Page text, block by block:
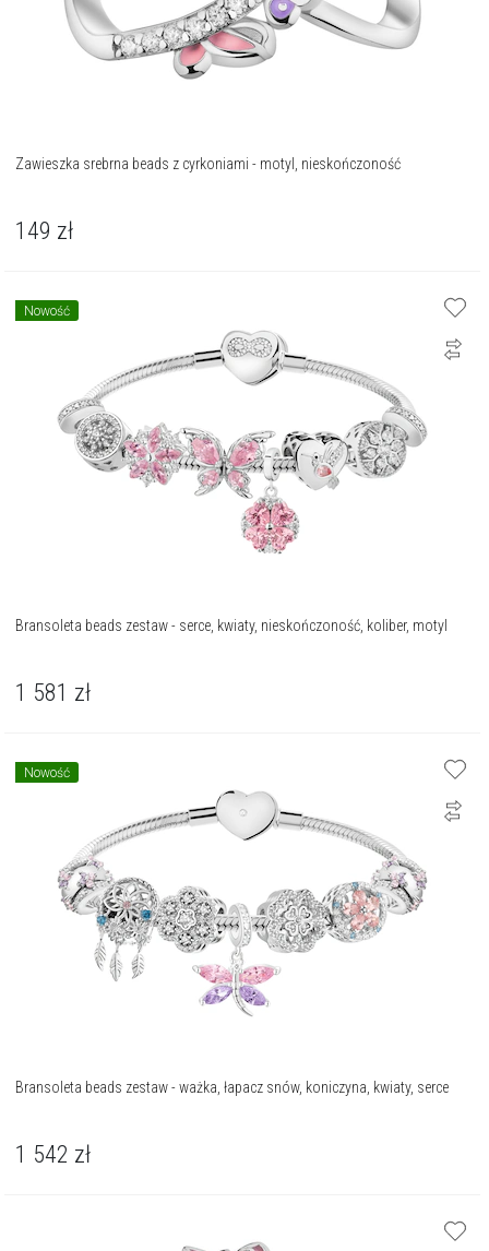
Zawieszka srebrna beads z cyrkoniami - motyl, nieskończoność
149 zł
Nowość
Bransoleta beads zestaw - serce, kwiaty, nieskończoność, koliber, motyl
1 581 zł
Nowość
Bransoleta beads zestaw - ważka, łapacz snów, koniczyna, kwiaty, serce
1 542 zł